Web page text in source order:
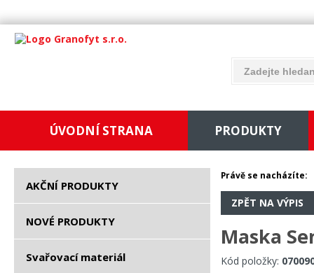
ÚVODNÍ STRANA PRODUKTY
AKČNÍ PRODUKTY
NOVÉ PRODUKTY
Svařovací materiál
Právě se nacházíte:
ZPĚT NA VÝPIS
Maska
Kód položky: